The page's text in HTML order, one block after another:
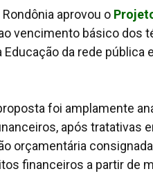
aprovou o
vencimento básico
da rede
foi amplamente
após tratativas
orçamentária
financeiros a partir de